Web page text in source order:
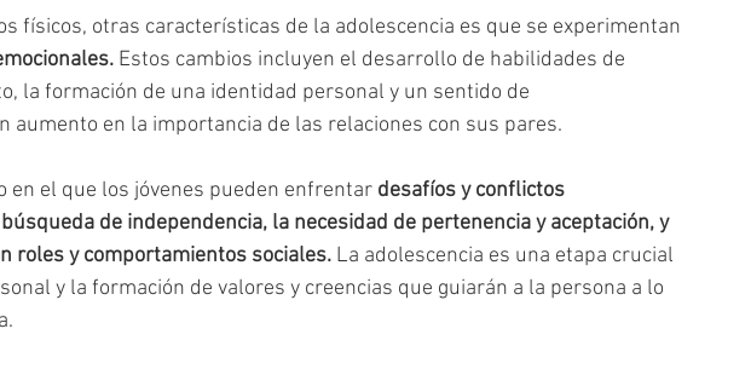
físicos, otras características de la adolescencia es que se experimentan
Estos cambios incluyen el desarrollo de habilidades de
la formación de una identidad personal y un sentido de
aumento en la importancia de las relaciones con sus pares.
en el que los jóvenes pueden enfrentar desafíos y conflictos
de independencia, la necesidad de pertenencia y aceptación, y
roles y comportamientos sociales. La adolescencia es una etapa crucial
y la formación de valores y creencias que guiarán a la persona a lo